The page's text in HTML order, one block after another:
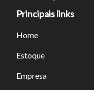
Principais links
Home
Estoque
Empresa